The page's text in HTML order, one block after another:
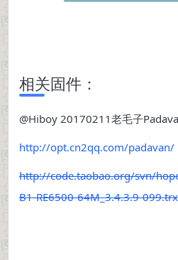
相关固件：
@Hiboy 20170211老毛子
http://opt.cn2qq.com/padavan/
http://code.taobao.org/svn/
B1-RE6500-64M_3.4.3.9-099.trx